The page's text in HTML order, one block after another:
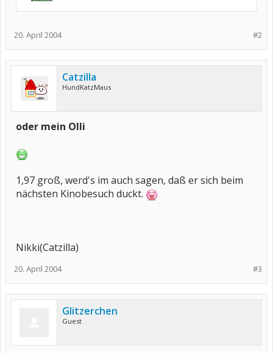
#2
20. April 2004
Catzilla
HundKatzMaus
oder mein Olli
1,97 groß, werd's im auch sagen, daß er sich beim
nächsten Kinobesuch duckt.
Nikki(Catzilla)
#3
20. April 2004
Glitzerchen
Guest